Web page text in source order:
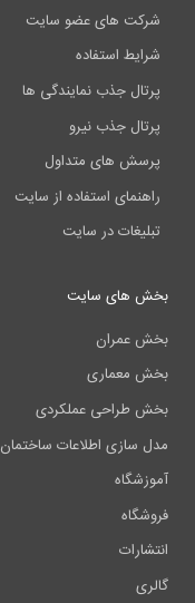
شرکت های عضو سایت
شرایط استفاده
پرتال جذب نمایندگی ها
پرتال جذب نیرو
پرسش های متداول
راهنمای استفاده از سایت
تبلیغات در سایت
بخش های سایت
بخش عمران
بخش معماری
بخش طراحی عملکردی
مدل سازی اطلاعات ساختمان BIM
آموزشگاه
فروشگاه
انتشارات
گالری